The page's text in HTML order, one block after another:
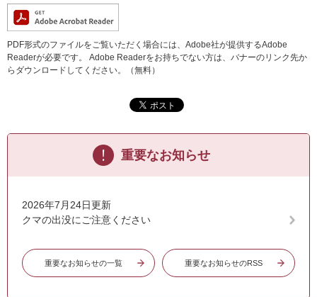
PDF形式のファイルをご覧いただく場合には、Adobe社が提供するAdobe
Readerが必要です。
Adobe Readerをお持ちでない方は、バナーのリンク先か
らダウンロードしてください。（無料）
重要なお知らせ
2026年7月24日更新
クマの出没にご注意ください
重要なお知らせの一覧 重要なお知らせのRSS